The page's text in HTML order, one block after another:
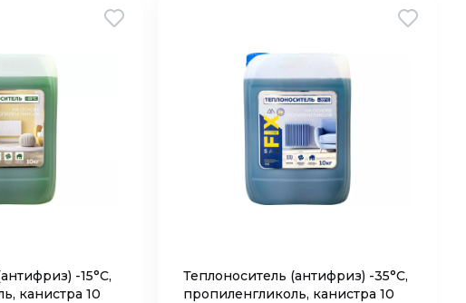
-15°C,
канистра 10
Теплоноситель (антифриз) -35°C,
пропиленгликоль, канистра 10